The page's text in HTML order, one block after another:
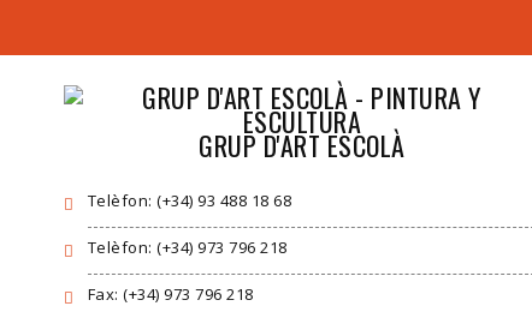
GRUP D'ART ESCOLÀ
Telèfon: (+34) 93 488 18 68
Telèfon: (+34) 973 796 218
Fax: (+34) 973 796 218